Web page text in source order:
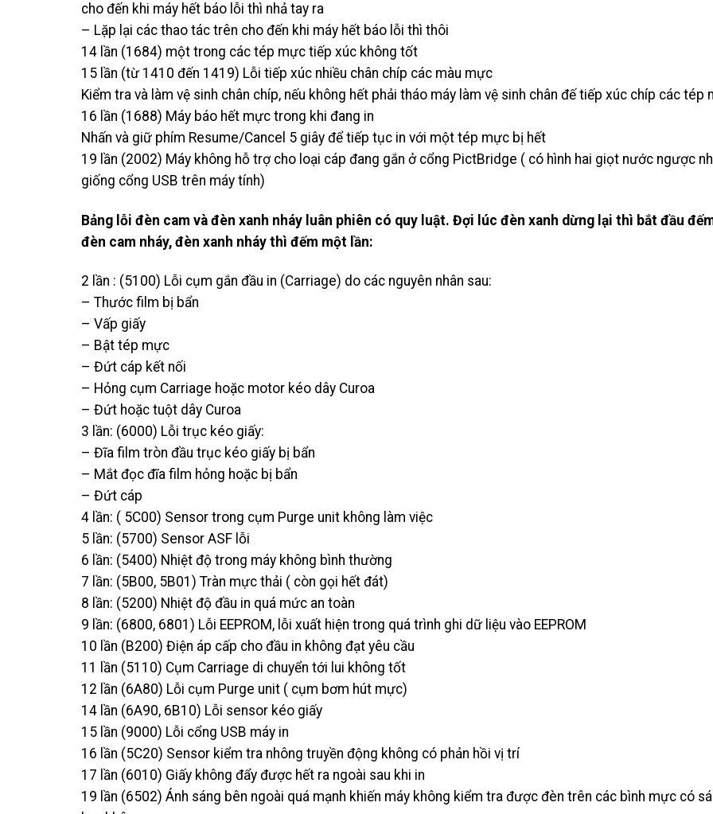
cho đến khi máy hết báo lỗi thì nhả tay ra
– Lặp lại các thao tác trên cho đến khi máy hết báo lỗi thì thôi
14 lần (1684) một trong các tép mực tiếp xúc không tốt
15 lần (từ 1410 đến 1419) Lỗi tiếp xúc nhiều chân chíp các màu mực
Kiểm tra và làm vệ sinh chân chíp, nếu không hết phải tháo máy làm vệ sinh chân đế tiếp xúc chíp các tép
16 lần (1688) Máy báo hết mực trong khi đang in
Nhấn và giữ phím Resume/Cancel 5 giây để tiếp tục in với một tép mực bị hết
19 lần (2002) Máy không hỗ trợ cho loại cáp đang gắn ở cổng PictBridge ( có hình hai giọt nước ngược
giống cổng USB trên máy tính)
Bảng lỗi đèn cam và đèn xanh nháy luân phiên có quy luật. Đợi lúc đèn xanh dừng lại thì bắt đầu
đèn cam nháy, đèn xanh nháy thì đếm một lần:
2 lần : (5100) Lỗi cụm gắn đầu in (Carriage) do các nguyên nhân sau:
– Thước film bị bẩn
– Vấp giấy
– Bật tép mực
– Đứt cáp kết nối
– Hỏng cụm Carriage hoặc motor kéo dây Curoa
– Đứt hoặc tuột dây Curoa
3 lần: (6000) Lỗi trục kéo giấy:
– Đĩa film tròn đầu trục kéo giấy bị bẩn
– Mắt đọc đĩa film hỏng hoặc bị bẩn
– Đứt cáp
4 lần: ( 5C00) Sensor trong cụm Purge unit không làm việc
5 lần: (5700) Sensor ASF lỗi
6 lần: (5400) Nhiệt độ trong máy không bình thường
7 lần: (5B00, 5B01) Tràn mực thải ( còn gọi hết đát)
8 lần: (5200) Nhiệt độ đầu in quá mức an toàn
9 lần: (6800, 6801) Lỗi EEPROM, lỗi xuất hiện trong quá trình ghi dữ liệu vào EEPROM
10 lần (B200) Điện áp cấp cho đầu in không đạt yêu cầu
11 lần (5110) Cụm Carriage di chuyển tới lui không tốt
12 lần (6A80) Lỗi cụm Purge unit ( cụm bơm hút mực)
14 lần (6A90, 6B10) Lỗi sensor kéo giấy
15 lần (9000) Lỗi cổng USB máy in
16 lần (5C20) Sensor kiểm tra nhông truyền động không có phản hồi vị trí
17 lần (6010) Giấy không đẩy được hết ra ngoài sau khi in
19 lần (6502) Ánh sáng bên ngoài quá mạnh khiến máy không kiểm tra được đèn trên các bình mực có